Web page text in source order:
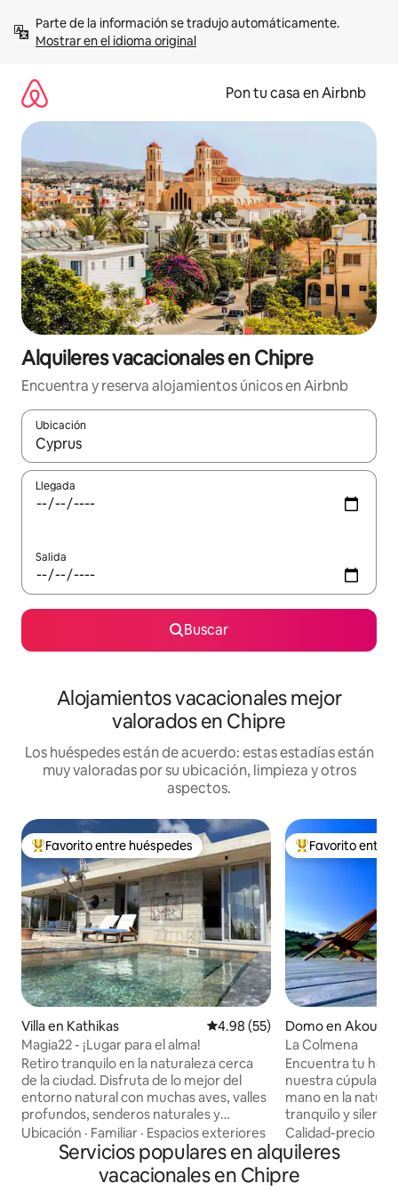
contenidoMostrar en el idioma original
Pon tu casa en Airbnb
Alquileres vacacionales en Chipre
Encuentra y reserva alojamientos únicos en Airbnb
Ubicación
Cuando los resultados estén disponibles, navega con las
Llegada
Salida
Buscar
Alojamientos vacacionales mejor
valorados en Chipre
Los huéspedes están de acuerdo: estas estadías están
muy valoradas por su ubicación, limpieza y otros
aspectos.
Favorito entre huéspedes preferido
Favorito entre huéspedes
Villa en Kathikas Calificación promedio: 4.98 de
4.98 (55)
Magia22 - ¡Lugar para el alma!
Retiro tranquilo en la naturaleza cerca
de la ciudad. Disfruta de lo mejor del
entorno natural con muchas aves, valles
profundos, senderos naturales y
viñedos. Haz senderismo o camina por
los cercanos senderos naturales de
Agiasma y Moundiko o simplemente
conecta con la naturaleza. Cerca de las
Ubicación · Familiar · Espacios exteriores
Favorito entre
Favorito entre
Domo en
La Colmena
Encuentra tu
nuestra cúpula
mano en la
tranquilo y
serenidad en
a 5 km del centro
Coral Bay y a 17
pequeño pueblo
Calidad-precio
Servicios populares en alquileres
vacacionales en Chipre